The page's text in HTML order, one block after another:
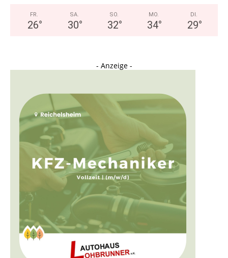
FR.
26°
SA.
30°
SO.
32°
MO.
34°
DI.
29°
- Anzeige -